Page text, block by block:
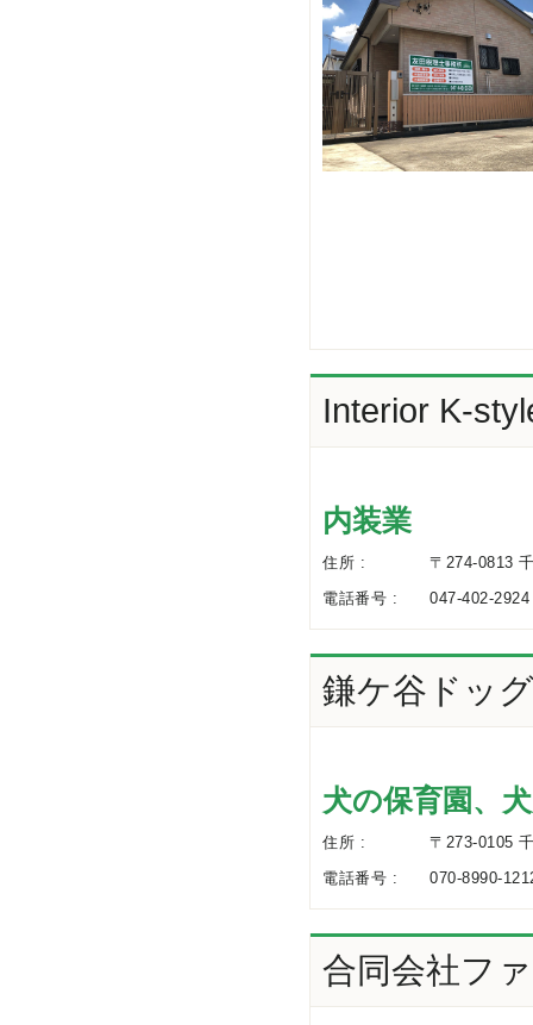
Interior K-
内装業
住所 :
〒274-0813
電話番号 :
047-402-2924
鎌ケ谷ドッ
犬の保育園、
住所 :
〒273-0105
電話番号 :
070-8990-
合同会社フ